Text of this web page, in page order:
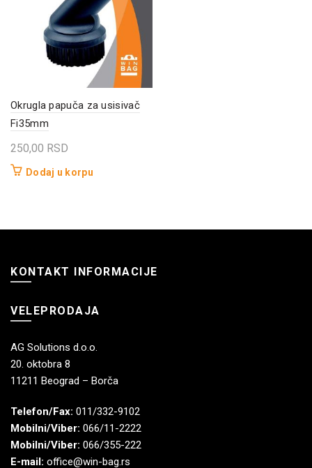
Okrugla papuča za usisivač
Fi35mm
250,00 RSD
Dodaj u korpu
KONTAKT INFORMACIJE
VELEPRODAJA
AG Solutions d.o.o.
20. oktobra 8
11211 Beograd – Borča
Telefon/Fax: 011/332-9102
Mobilni/Viber: 066/11-2222
Mobilni/Viber: 066/355-222
E-mail: office@win-bag.rs